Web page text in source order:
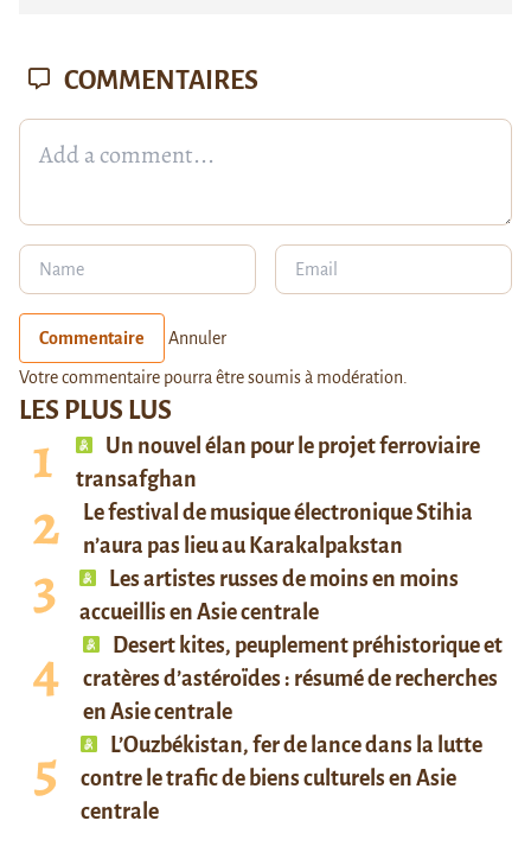
LES PLUS LUS
Un nouvel élan pour le projet ferroviaire
transafghan
Le festival de musique électronique Stihia
n’aura pas lieu au Karakalpakstan
Les artistes russes de moins en moins
accueillis en Asie centrale
Desert kites, peuplement préhistorique et
cratères d’astéroïdes : résumé de recherches
en Asie centrale
L’Ouzbékistan, fer de lance dans la lutte
contre le trafic de biens culturels en Asie
centrale
COMMENTAIRES
Commentaire Annuler
Votre commentaire pourra être soumis à modération.